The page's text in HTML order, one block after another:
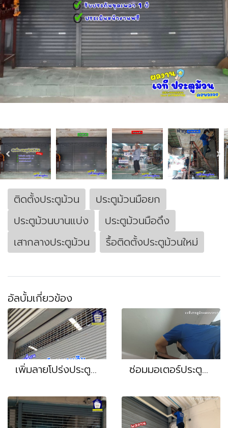
ติดตั้งประตูม้วน
ประตูม้วนมือยก
ประตูม้วนบานแบ่ง
ประตูม้วนมือดึง
เสากลางประตูม้วน
รื้อติดตั้งประตูม้วนใหม่
อัลบั้มเกี่ยวข้อง
เพิ่มลายโปร่งประตูม้วน ครบชุดพร้อมติดตั้ง หน้างาน สมุทรสาคร ซ่อมมอเตอร์ประตูม้วน กดไม่หยุด มอเตอร์ประตูม้วนเก่า หน้างาน เจริญนคร เจริญกรุง สาทร ถนนจันทร์ พระราม3 ประชาอุทิศ